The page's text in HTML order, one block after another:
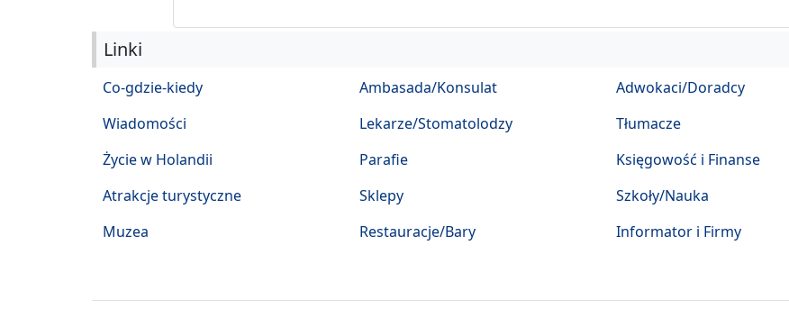
Linki
Co-gdzie-kiedy
Wiadomości
Życie w Holandii
Atrakcje turystyczne
Muzea
Ambasada/Konsulat
Lekarze/Stomatolodzy
Parafie
Sklepy
Restauracje/Bary
Adwokaci/Doradcy
Tłumacze
Księgowość i Finanse
Szkoły/Nauka
Informator i Firmy